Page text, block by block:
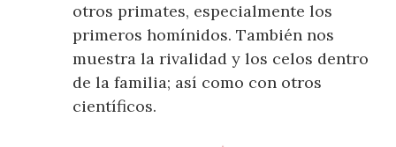
otros primates, especialmente los
primeros homínidos. También nos
muestra la rivalidad y los celos dentro
de la familia; así como con otros
científicos.